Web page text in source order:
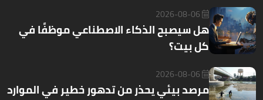
2026-08-06
هل سيصبح الذكاء الاصطناعي موظفًا في
كل بيت؟
2026-08-06
مرصد بيئي يحذر من تدهور خطير في الموارد